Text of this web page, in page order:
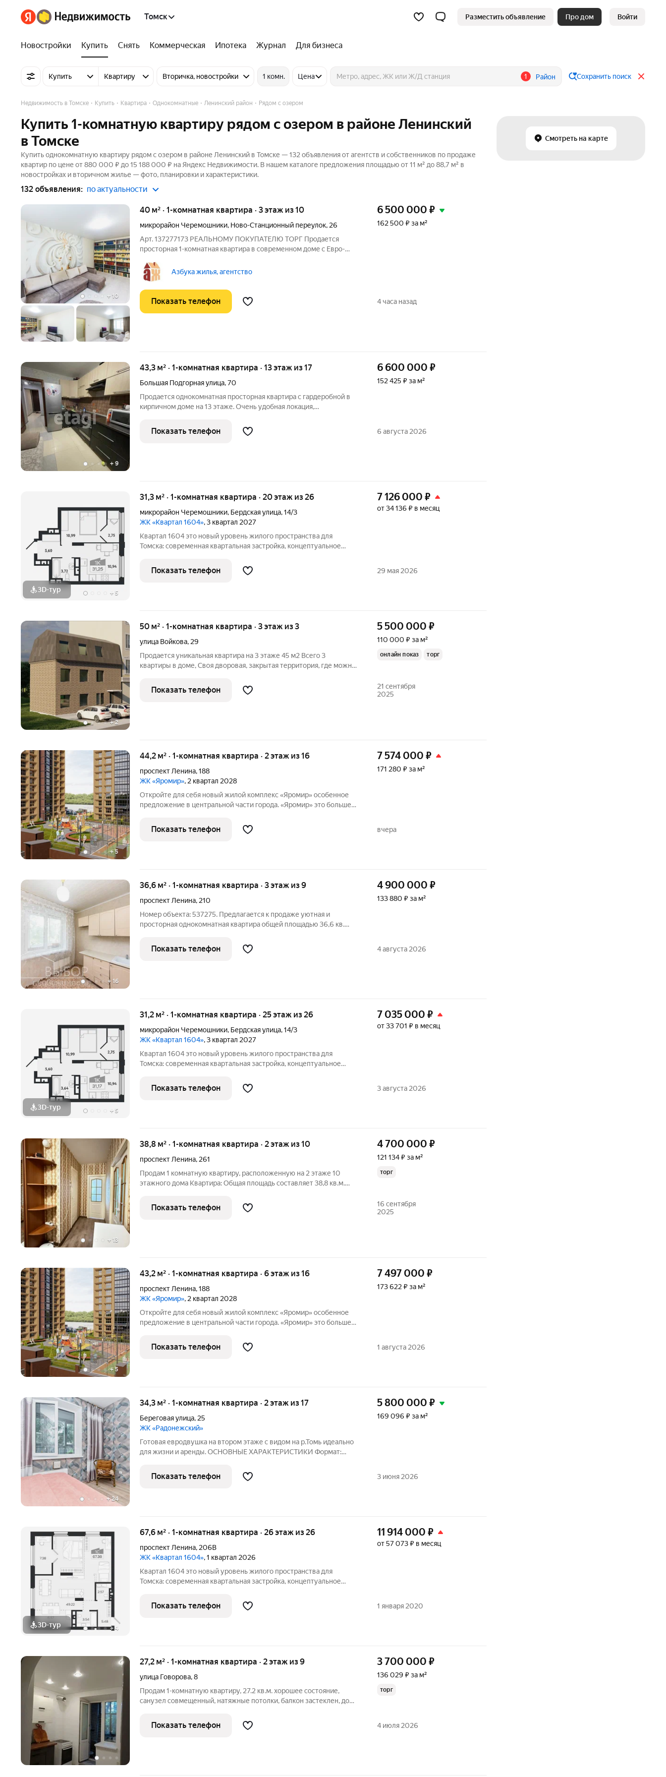
Томск Разместить объявление Про дом Войти
Новостройки Купить Снять Коммерческая Ипотека Журнал Для бизнеса
Купить Квартиру Вторичка, новостройки 1 комн. Цена 1 Район Сохранить поиск
Смотреть на карте
Недвижимость в Томске Купить Квартира Однокомнатные Ленинский район Рядом с озером
Купить 1-комнатную квартиру рядом с озером в районе Ленинский
в Томске
Купить однокомнатную квартиру рядом с озером в районе Ленинский в Томске — 132 объявления от агентств и собственников по продаже
квартир по цене от 880 000 ₽ до 15 188 000 ₽ на Яндекс Недвижимости. В нашем каталоге предложения площадью от 11 м² до 88,7 м² в
новостройках и вторичном жилье — фото, планировки и характеристики.
132 объявления: по актуальности
+ 10
40 м² · 1-комнатная квартира · 3 этаж из 10
микрорайон Черемошники, Ново-Станционный переулок, 26
Арт. 137277173 РЕАЛЬНОМУ ПОКУПАТЕЛЮ ТОРГ Продается
просторная 1-комнатная квартира в современном доме с Евро-
квартира с евроремонтом ждет своего хозяина. Вас ждет
продуманное зонирование
Азбука жилья, агентство
6 500 000 ₽
162 500 ₽ за м²
Показать телефон 4 часа назад
+ 9
43,3 м² · 1-комнатная квартира · 13 этаж из 17
Большая Подгорная улица,70
Продается однокомнатная просторная квартира с гардеробной в
кирпичном доме на 13 этаже. Очень удобная локация,
Приобреталась для студента в свое время. Востребованный район
для сдачи в
6 600 000 ₽
152 425 ₽ за м²
Показать телефон 6 августа 2026
3D-тур + 5
31,3 м² · 1-комнатная квартира · 20 этаж из 26
микрорайон Черемошники, Бердская улица,14/3
ЖК «Квартал 1604», 3 квартал 2027
Квартал 1604 это новый уровень жилого пространства для
Томска: современная квартальная застройка, концептуальное
каждого жителя. Преимущества комплекса: Собственный парк с
уникальным
7 126 000 ₽
от 34 136 ₽ в месяц
Показать телефон 29 мая 2026
+2
50 м² · 1-комнатная квартира · 3 этаж из 3
улица Войкова, 29
Продается уникальная квартира на 3 этаже 45 м2 Всего 3
квартиры в доме, Своя дворовая, закрытая территория, где можно
Асфальтированная стоянка перед домом Отдельная парковка (на
заднем дворе дома) Вход с
5 500 000 ₽
110 000 ₽ за м²
онлайн показ торг
Показать телефон
21 сентября
2025
+5
44,2 м² · 1-комнатная квартира · 2 этаж из 16
проспект Ленина,188
ЖК «Яромир», 2 квартал 2028
Откройте для себя новый жилой комплекс «Яромир» особенное
предложение в центральной части города. «Яромир» это больше,
которое со временем станет настоящей семейной реликвией и
перейдёт
7 574 000 ₽
171 280 ₽ за м²
Показать телефон вчера
+ 16
36,6 м² · 1-комнатная квартира · 3 этаж из 9
проспект Ленина, 210
Номер объекта: 537275. Предлагается к продаже уютная и
просторная однокомнатная квартира общей площадью 36,6 кв.
потолок, на полу линолеум. Санузел совмещённый, качественно
отделан кафелем. Дом
4 900 000 ₽
133 880 ₽ за м²
Показать телефон 4 августа 2026
3D-тур + 5
31,2 м² · 1-комнатная квартира · 25 этаж из 26
микрорайон Черемошники, Бердская улица,14/3
ЖК «Квартал 1604», 3 квартал 2027
Квартал 1604 это новый уровень жилого пространства для
Томска: современная квартальная застройка, концептуальное
каждого жителя. Преимущества комплекса: Собственный парк с
уникальным
7 035 000 ₽
от 33 701 ₽ в месяц
Показать телефон 3 августа 2026
+ 13
38,8 м² · 1-комнатная квартира · 2 этаж из 10
проспект Ленина, 261
Продам 1 комнатную квартиру, расположенную на 2 этаже 10
этажного дома Квартира: Общая площадь составляет 38,8 кв.м.
вместительная гардеробная ждут вас здесь. Дом: уxoженный
чистый подъeзд,
4 700 000 ₽
121 134 ₽ за м²
торг
Показать телефон
16 сентября
2025
+5
43,2 м² · 1-комнатная квартира · 6 этаж из 16
проспект Ленина,188
ЖК «Яромир», 2 квартал 2028
Откройте для себя новый жилой комплекс «Яромир» особенное
предложение в центральной части города. «Яромир» это больше,
которое со временем станет настоящей семейной реликвией и
перейдёт
7 497 000 ₽
173 622 ₽ за м²
Показать телефон 1 августа 2026
+24
34,3 м² · 1-комнатная квартира · 2 этаж из 17
Береговая улица, 25
ЖК «Радонежский»
Готовая евродвушка на втором этаже с видом на р.Томь идеально
для жизни и аренды. ОСНОВНЫЕ ХАРАКТЕРИСТИКИ Формат:
Этаж: второй удобный, комфортный для всех возрастов. Есть
лифт.
5 800 000 ₽
169 096 ₽ за м²
Показать телефон 3 июня 2026
3D-тур + 4
67,6 м² · 1-комнатная квартира · 26 этаж из 26
проспект Ленина, 206В
ЖК «Квартал 1604», 1 квартал 2026
Квартал 1604 это новый уровень жилого пространства для
Томска: современная квартальная застройка, концептуальное
каждого жителя. Преимущества комплекса: Собственный парк с
уникальным
11 914 000 ₽
от 57 073 ₽ в месяц
Показать телефон 1 января 2020
27,2 м² · 1-комнатная квартира · 2 этаж из 9
улица Говорова,8
Продам 1-комнатную квартиру, 27.2 кв.м. хорошее состояние,
санузел совмещенный, натяжные потолки, балкон застеклен, дом
3 700 000 ₽
136 029 ₽ за м²
торг
Показать телефон 4 июля 2026